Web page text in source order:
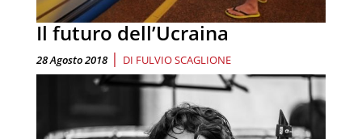
Il futuro dell’Ucraina
28 Agosto 2018 | DI FULVIO SCAGLIONE